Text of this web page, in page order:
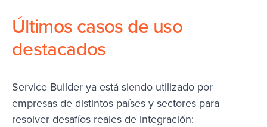
Últimos casos de uso
destacados
Service Builder ya está siendo utilizado por
empresas de distintos países y sectores para
resolver desafíos reales de integración: